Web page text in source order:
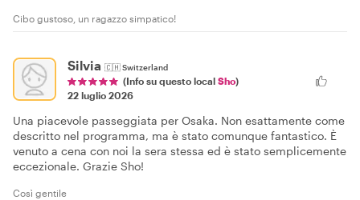
Cibo gustoso, un ragazzo simpatico!
Silvia 🇨🇭Switzerland
(Info su questo local Sho)
22 luglio 2026
Una piacevole passeggiata per Osaka. Non esattamente come
descritto nel programma, ma è stato comunque fantastico. È
venuto a cena con noi la sera stessa ed è stato semplicemente
eccezionale. Grazie Sho!
Così gentile